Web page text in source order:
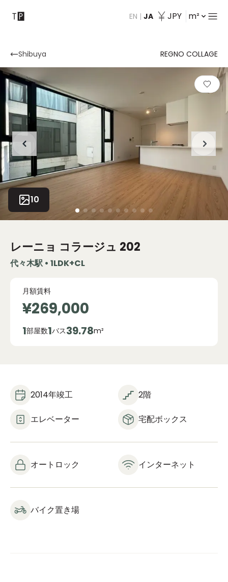
EN | JA JPY m²
会社紹介
Shibuya REGNO COLLAGE
10
レーニョ コラージュ 202
代々木駅 • 1LDK+CL
月額賃料
¥269,000
1部屋数1バス39.78m²
2014年竣工 2階
エレベーター 宅配ボックス
オートロック インターネット
バイク置き場